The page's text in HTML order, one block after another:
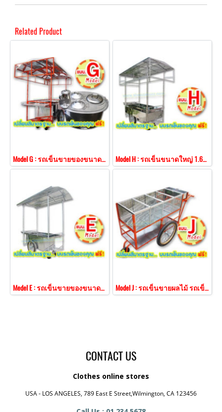
Related Product
Model G : รถเข็นขายของขนาดใหญ่ 1.60 ม. เจาะช่องใส่หม้อน้ำเต้าหู้ 3 ช่อง Model H : รถเข็นขนาดใหญ่ 1.60 ม. หลังคาทรงจั่ว โครงป้าย 3 ด้าน ปีกสแตนเลส 3 ด้าน
Medel E : รถเข็นขายของขนาดใหญ่ 1.60 ม. แบบมีหลังคา Model J : รถเข็นขายผลไม้ รถเข็นใส่เครื่องดื่มขวด
CONTACT US
Clothes online stores
USA - LOS ANGELES, 789 East E Street,Wilmington, CA 123456